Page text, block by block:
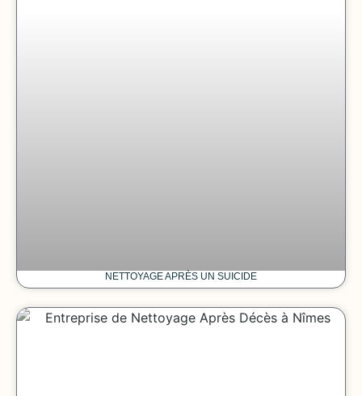
NETTOYAGE APRÈS UN SUICIDE